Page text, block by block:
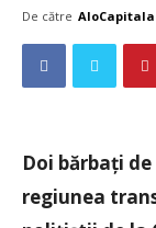
De către AloCapitala
Doi bărbați
regiunea